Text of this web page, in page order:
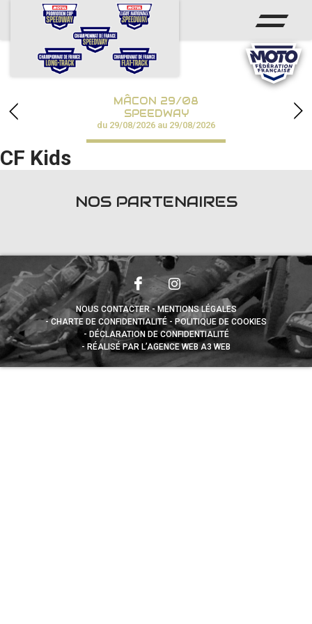
ACCUEIL
CALENDRIER
CHAMPIONNATS
RÉSULTATS
SPEEDWAY ACADÉMIE
PHOTOS / VIDÉOS
MÂCON 29/08
SPEEDWAY
du 29/08/2026 au 29/08/2026
CF Kids
NOS PARTENAIRES
NOUS CONTACTER
MENTIONS LÉGALES
CHARTE DE CONFIDENTIALITÉ
POLITIQUE DE COOKIES
DÉCLARATION DE CONFIDENTIALITÉ
RÉALISÉ PAR L’AGENCE WEB A3 WEB